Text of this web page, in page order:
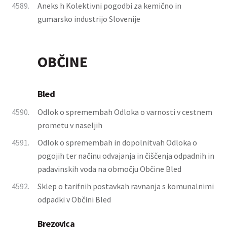
4589.
Aneks h Kolektivni pogodbi za kemično in
gumarsko industrijo Slovenije
OBČINE
Bled
4590.
Odlok o spremembah Odloka o varnosti v cestnem
prometu v naseljih
4591.
Odlok o spremembah in dopolnitvah Odloka o
pogojih ter načinu odvajanja in čiščenja odpadnih in
padavinskih voda na območju Občine Bled
4592.
Sklep o tarifnih postavkah ravnanja s komunalnimi
odpadki v Občini Bled
Brezovica